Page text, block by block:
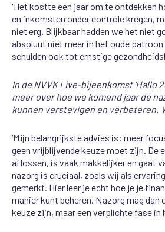
'Het kostte een jaar om te ontdekken
en inkomsten onder controle kregen,
niet erg. Blijkbaar hadden we het niet
absoluut niet meer in het oude
schulden ook tot ernstige
In de NVVK Live-bijeenkomst ‘Hallo
meer over hoe we komend jaar de
kunnen verstevigen en verbeteren.
‘Mijn belangrijkste advies is: meer
geen vrijblijvende keuze moet zijn. De
aflossen, is vaak makkelijker en gaat
nazorg is cruciaal, zoals wij als
gemerkt. Hier leer je echt hoe je je
manier kunt beheren. Nazorg mag dan
keuze zijn, maar een verplichte fase in